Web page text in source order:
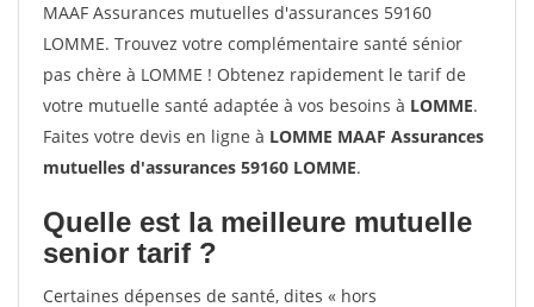
MAAF Assurances mutuelles d'assurances 59160
LOMME. Trouvez votre complémentaire santé sénior
pas chère à LOMME ! Obtenez rapidement le tarif de
votre mutuelle santé adaptée à vos besoins à LOMME.
Faites votre devis en ligne à LOMME MAAF Assurances
mutuelles d'assurances 59160 LOMME.
Quelle est la meilleure mutuelle
senior tarif ?
Certaines dépenses de santé, dites « hors